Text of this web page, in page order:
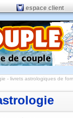
espace client
- livrets astrologiques de